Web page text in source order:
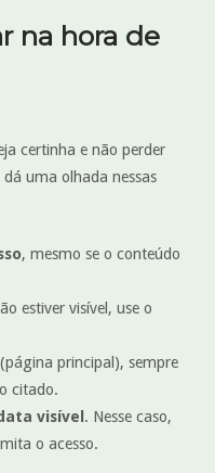
na hora de
certinha e não perder
uma olhada nessas
, mesmo se o conteúdo
estiver visível, use o
(página principal), sempre
citado.
visível . Nesse caso,
o acesso.